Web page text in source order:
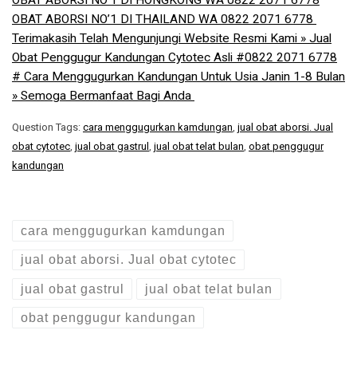
OBAT ABORSI NO’1 DI THAILAND WA 0822 2071 6778 ​
Terimakasih Telah Mengunjungi Website Resmi Kami » Jual
Obat Penggugur Kandungan Cytotec Asli #0822 2071 6778
# Cara Menggugurkan Kandungan Untuk Usia Janin 1-8 Bulan
» Semoga Bermanfaat Bagi Anda
Question Tags: cara menggugurkan kamdungan, jual obat aborsi. Jual
obat cytotec, jual obat gastrul , jual obat telat bulan, obat penggugur
kandungan
cara menggugurkan kamdungan
jual obat aborsi. Jual obat cytotec
jual obat gastrul jual obat telat bulan
obat penggugur kandungan